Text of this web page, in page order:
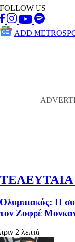
FOLLOW US
ADD
Ολυμπιακός: Η
τον Ζοφρέ
πριν 2 λεπτά